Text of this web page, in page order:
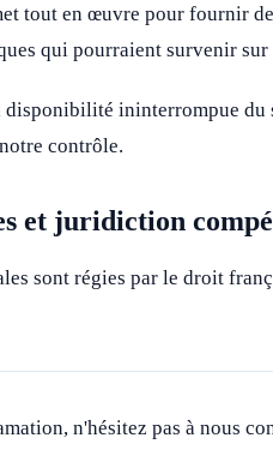
tout en œuvre pour fournir
qui pourraient survenir sur
disponibilité ininterrompue
contrôle.
et juridiction
sont régies par le droit
n'hésitez pas à nous